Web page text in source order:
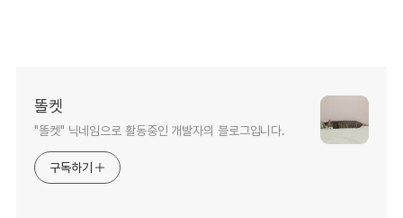
똘켓
"똘켓" 닉네임으로 활동중인 개발자의 블로그입니다.
구독하기